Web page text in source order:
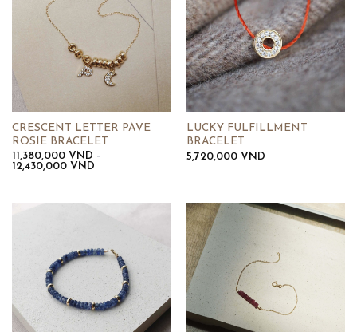
CRESCENT LETTER PAVE
ROSIE BRACELET
11,380,000 VND –
12,430,000 VNDKhoảng
LUCKY FULFILLMENT
BRACELET
5,720,000 VND